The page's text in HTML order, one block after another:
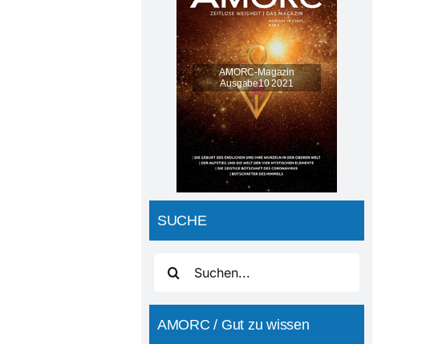
SUCHE
nach:
AMORC / Gut zu wissen